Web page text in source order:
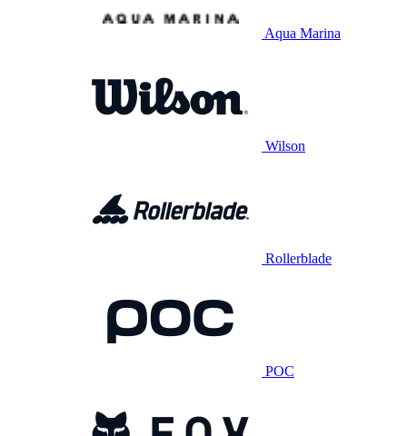
Aqua Marina
Wilson
Rollerblade
POC